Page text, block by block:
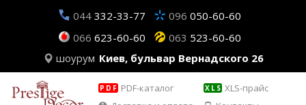
044 332-33-77 096 050-60-60
066 623-60-60 063 523-60-60
шоурум Киев, бульвар Вернадского 26
PDF PDF-каталог XLS XLS-прайс